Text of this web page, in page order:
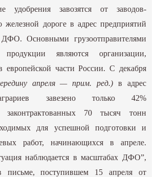
удобрения завозятся от заводов-
железной дороге в адрес предприятий
Основными грузоотправителями
продукции являются организации,
европейской части России. С декабря
апреля — прим. ред.) в адрес
завезено только 42%
законтрактованных 70 тысяч тонн
для успешной подготовки и
работ, начинающихся в апреле.
наблюдается в масштабах ДФО”,
письме, поступившем 15 апреля от